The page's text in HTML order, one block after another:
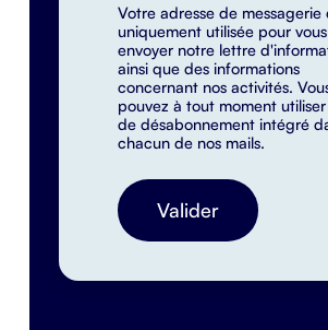
Votre adresse de messagerie
uniquement utilisée pour vous
envoyer notre lettre
ainsi que des informations
concernant nos activités.
pouvez à tout moment
de désabonnement intégré
chacun de nos mails.